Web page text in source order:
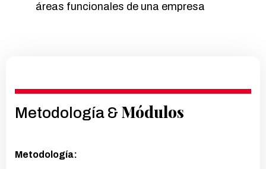
áreas funcionales de una empresa
Metodología & Módulos
Metodología: